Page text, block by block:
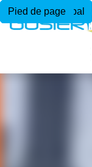
Menu principal
Contenu principal
Pied de page